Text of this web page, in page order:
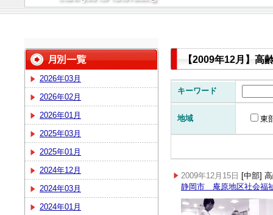
2026年03月
2026年02月
2026年01月
2025年03月
2025年01月
2024年12月
2024年03月
2024年01月
【2009年12月】高
キーワード
地域 東
2009年12月15日 [中部]
静岡市 庵原地区社会福